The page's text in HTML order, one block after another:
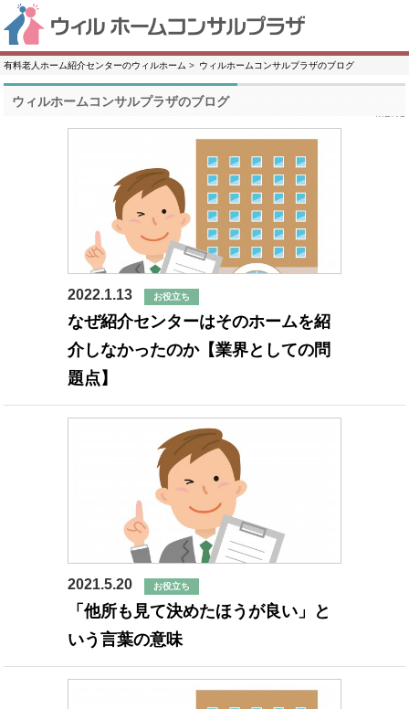
有料老人ホーム紹介センターのウィルホーム ウィルホームコンサルプラザのブログ
ウィルホームコンサルプラザのブログ
2022.1.13 お役立ち
なぜ紹介センターはそのホームを紹
介しなかったのか【業界としての問
題点】
2021.5.20 お役立ち
「他所も見て決めたほうが良い」と
いう言葉の意味